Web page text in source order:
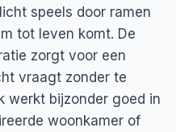
speels door ramen
tot leven komt. De
zorgt voor een
vraagt zonder te
werkt bijzonder goed in
woonkamer of